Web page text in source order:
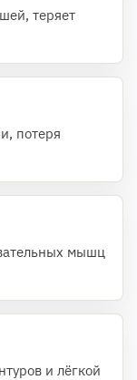
теряет
потеря
мышц
и лёгкой